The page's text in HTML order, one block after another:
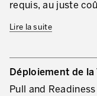
Lean Six Sigma et
requis, au juste
Lire la suite
Déploiement de la
Pull and